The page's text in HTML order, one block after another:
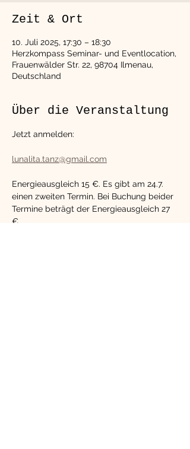
Zeit & Ort
10. Juli 2025, 17:30 – 18:30
Herzkompass Seminar- und Eventlocation,
Frauenwälder Str. 22, 98704 Ilmenau,
Deutschland
Über die Veranstaltung
Jetzt anmelden:
lunalita.tanz@gmail.com
Energieausgleich 15 €. Es gibt am 24.7.
einen zweiten Termin. Bei Buchung beider
Termine beträgt der Energieausgleich 27
€.